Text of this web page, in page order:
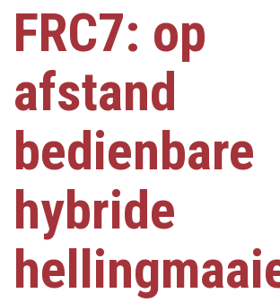
FRC7: op
afstand
bedienbare
hybride